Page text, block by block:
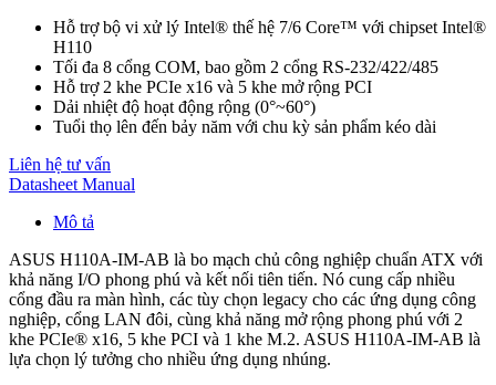
Hỗ trợ bộ vi xử lý Intel® thế hệ 7/6 Core™ với chipset Intel®
H110
Tối đa 8 cổng COM, bao gồm 2 cổng RS-232/422/485
Hỗ trợ 2 khe PCIe x16 và 5 khe mở rộng PCI
Dải nhiệt độ hoạt động rộng (0°~60°)
Tuổi thọ lên đến bảy năm với chu kỳ sản phẩm kéo dài
Liên hệ tư vấn
Datasheet Manual
Mô tả
ASUS H110A-IM-AB là bo mạch chủ công nghiệp chuẩn ATX với
khả năng I/O phong phú và kết nối tiên tiến. Nó cung cấp nhiều
cổng đầu ra màn hình, các tùy chọn legacy cho các ứng dụng công
nghiệp, cổng LAN đôi, cùng khả năng mở rộng phong phú với 2
khe PCIe® x16, 5 khe PCI và 1 khe M.2. ASUS H110A-IM-AB là
lựa chọn lý tưởng cho nhiều ứng dụng nhúng.